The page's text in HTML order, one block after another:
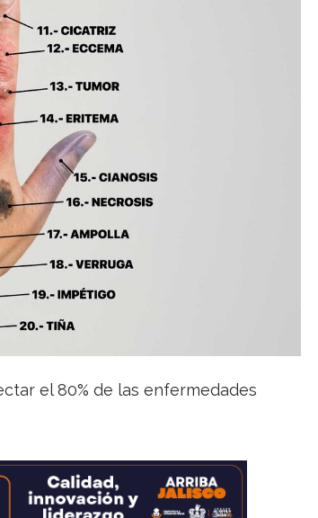
el 80% de las enfermedades